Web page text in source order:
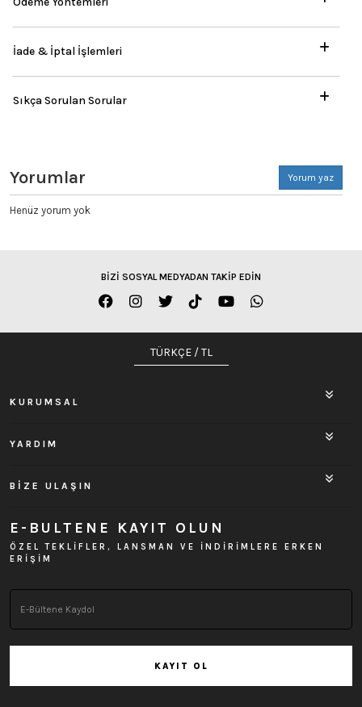
İade & İptal İşlemleri
Sıkça Sorulan Sorular
Yorumlar Yorum yaz
Henüz yorum yok
BİZİ SOSYAL MEDYADAN TAKİP EDİN
TÜRKÇE / TL
KURUMSAL
YARDIM
BİZE ULAŞIN
E-BULTENE KAYIT OLUN
ÖZEL TEKLİFLER, LANSMAN VE İNDİRİMLERE ERKEN
ERİŞİM
KAYIT OL